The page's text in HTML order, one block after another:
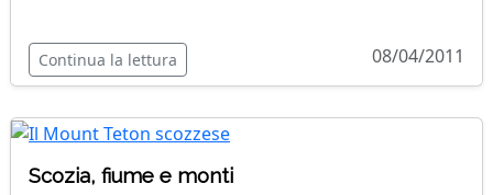
Continua la lettura 08/04/2011
Scozia, fiume e monti